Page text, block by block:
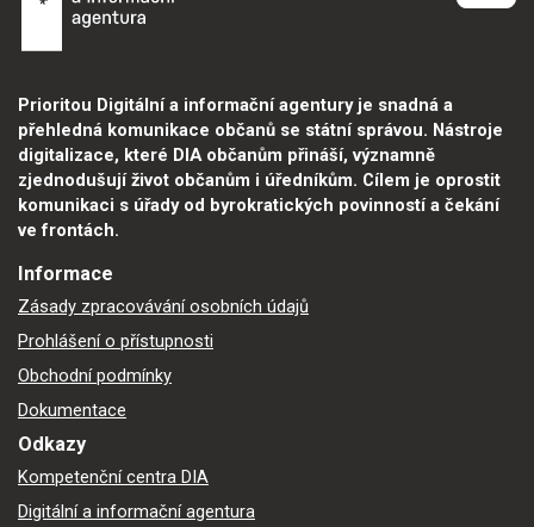
Prioritou Digitální a informační agentury je snadná a
přehledná komunikace občanů se státní správou. Nástroje
digitalizace, které DIA občanům přináší, významně
zjednodušují život občanům i úředníkům. Cílem je oprostit
komunikaci s úřady od byrokratických povinností a čekání
ve frontách.
Informace
Zásady zpracovávání osobních údajů
Prohlášení o přístupnosti
Obchodní podmínky
Dokumentace
Odkazy
Kompetenční centra DIA
Digitální a informační agentura